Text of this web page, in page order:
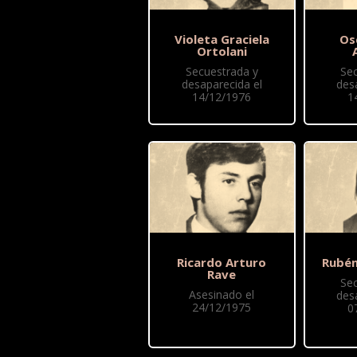
Violeta Graciela
Ortolani
Secuestrada y
desaparecida el
14/12/1976
Ricardo Arturo
Rave
Asesinado el
24/12/1975